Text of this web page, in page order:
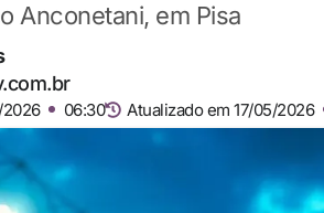
Anconetani, em Pisa
2026 06:30 Atualizado em 17/05/2026